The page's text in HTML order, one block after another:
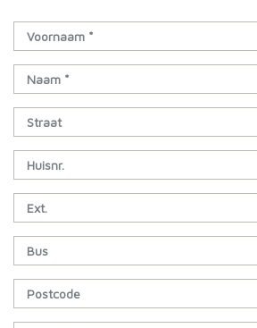
Voornaam *
Naam *
Straat
Huisnr.
Ext.
Bus
Postcode